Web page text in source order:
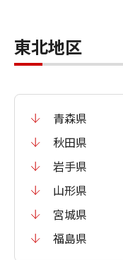
東北地区
青森県
秋田県
岩手県
山形県
宮城県
福島県